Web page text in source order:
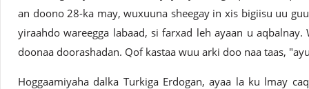
an doono 28-ka may, wuxuuna sheegay in xis bigiisu uu
yiraahdo wareegga labaad, si farxad leh ayaan u aqbalnay.
doonaa doorashadan. Qof kastaa wuu arki doo naa taas,
Hoggaamiyaha dalka Turkiga Erdogan, ayaa la ku lmay